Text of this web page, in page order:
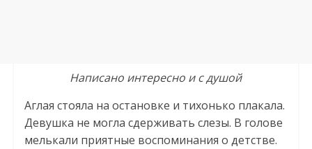
Написано интересно и с душой
Аглая стояла на остановке и тихонько плакала.
Девушка не могла сдерживать слезы. В голове
мелькали приятные воспоминания о детстве.